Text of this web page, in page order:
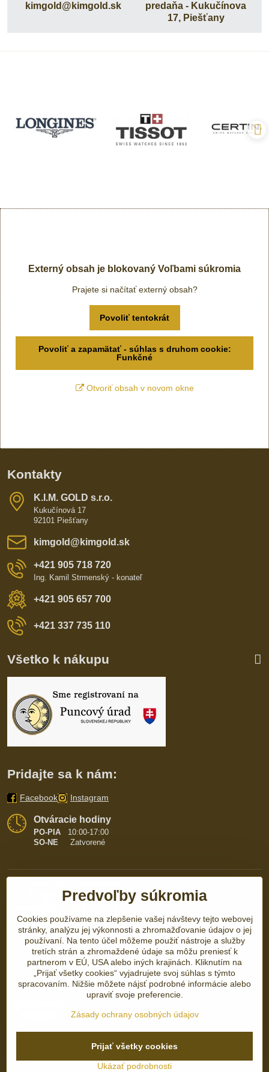
kimgold​@kimgold​.sk
predaňa - Kukučínova
17, Piešťany
Externý obsah je blokovaný Voľbami súkromia
Prajete si načítať externý obsah?
Povoliť tentokrát
Povoliť a zapamätať - súhlas s druhom cookie:
Funkčné
Otvoriť obsah v novom okne
Kontakty
K​​.I​​.M​​. GOLD s​​.r​​.o​​.
Kukučínová 17
92101 Piešťany
kimgold​@kimgold​.sk
+421 905 718 720
Ing. Kamil Strmenský - konateľ
+421 905 657 700
+421 337 735 110
Všetko k nákupu
Pridajte sa k nám:
Facebook Instagram
Otváracie hodiny
PO-PIA
10:00-17:00
SO-NE Zatvorené
©2026Copyright
Predvoľby súkromiaZásady ochrany osobných údajov
Predvoľby súkromia
Cookies používame na zlepšenie vašej návštevy tejto webovej
stránky, analýzu jej výkonnosti a zhromažďovanie údajov o jej
používaní. Na tento účel môžeme použiť nástroje a služby
tretích strán a zhromaždené údaje sa môžu preniesť k
partnerom v EÚ, USA alebo iných krajinách. Kliknutím na
„Prijať všetky cookies“ vyjadrujete svoj súhlas s týmto
spracovaním. Nižšie môžete nájsť podrobné informácie alebo
upraviť svoje preferencie.
Zásady ochrany osobných údajov
Ukázať podrobnosti
Prijať všetky cookies